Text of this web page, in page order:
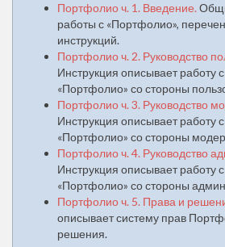
Портфолио ч. 1. Введение.
работы с «Портфолио»,
инструкций.
Портфолио ч. 2. Руководство
Инструкция описывает работу
«Портфолио» со стороны
Портфолио ч. 3. Руководство
Инструкция описывает работу
«Портфолио» со стороны
Портфолио ч. 4. Руководство
Инструкция описывает работу
«Портфолио» со стороны
Портфолио ч. 5. Права и
описывает систему прав
решения.